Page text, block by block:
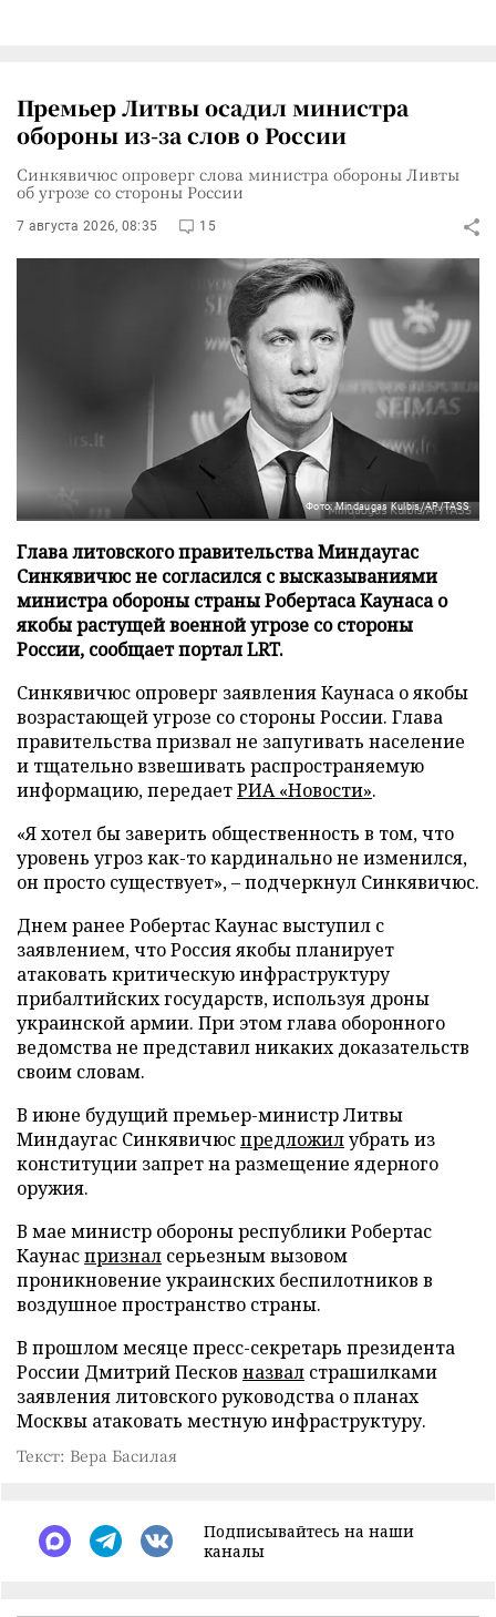
Премьер Литвы осадил министра
обороны из-за слов о России
Синкявичюс опроверг слова министра обороны Ливты
об угрозе со стороны России
7 августа 2026, 08:35 15
Фото: Mindaugas Kulbis/AP/TASS
Глава литовского правительства Миндаугас
Синкявичюс не согласился с высказываниями
министра обороны страны Робертаса Каунаса о
якобы растущей военной угрозе со стороны
России, сообщает портал LRT.
Синкявичюс опроверг заявления Каунаса о якобы
возрастающей угрозе со стороны России. Глава
правительства призвал не запугивать население
и тщательно взвешивать распространяемую
информацию, передаетРИА «Новости».
«Я хотел бы заверить общественность в том, что
уровень угроз как-то кардинально не изменился,
он просто существует», – подчеркнул Синкявичюс.
Днем ранее Робертас Каунас выступил с
заявлением, что Россия якобы планирует
атаковать критическую инфраструктуру
прибалтийских государств, используя дроны
украинской армии. При этом глава оборонного
ведомства не представил никаких доказательств
своим словам.
В июне будущий премьер-министр Литвы
Миндаугас Синкявичюспредложилубрать из
конституции запрет на размещение ядерного
оружия.
В мае министр обороны республики Робертас
Каунаспризнал серьезным вызовом
проникновение украинских беспилотников в
воздушное пространство страны.
В прошлом месяце пресс-секретарь президента
России Дмитрий Песков назвал страшилками
заявления литовского руководства о планах
Москвы атаковать местную инфраструктуру.
Текст: Вера Басилая
Подписывайтесь на наши
каналы